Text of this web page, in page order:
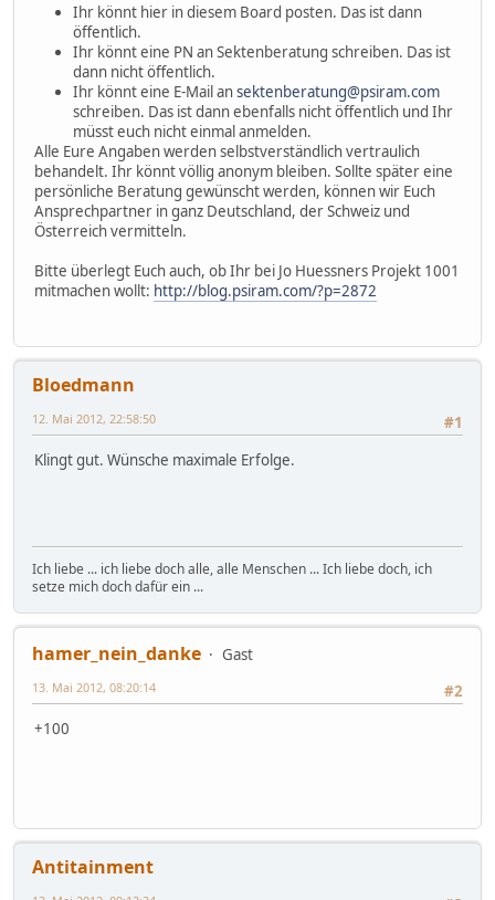
Ihr könnt hier in diesem Board posten. Das ist dann
öffentlich.
Ihr könnt eine PN an Sektenberatung schreiben. Das ist
dann nicht öffentlich.
Ihr könnt eine E-Mail ansektenberatung@psiram.com
schreiben. Das ist dann ebenfalls nicht öffentlich und Ihr
müsst euch nicht einmal anmelden.
Alle Eure Angaben werden selbstverständlich vertraulich
behandelt. Ihr könnt völlig anonym bleiben. Sollte später eine
persönliche Beratung gewünscht werden, können wir Euch
Ansprechpartner in ganz Deutschland, der Schweiz und
Österreich vermitteln.
Bitte überlegt Euch auch, ob Ihr bei Jo Huessners Projekt 1001
mitmachen wollt: http://blog.psiram.com/?p=2872
Bloedmann
#1
12. Mai 2012, 22:58:50
Klingt gut. Wünsche maximale Erfolge.
Ich liebe ... ich liebe doch alle, alle Menschen ... Ich liebe doch, ich
setze mich doch dafür ein ...
hamer_nein_danke
Gast
#2
13. Mai 2012, 08:20:14
+100
Antitainment